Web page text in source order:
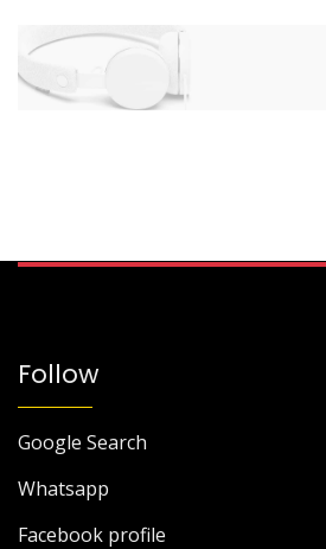
Follow
Google Search
Whatsapp
Facebook profile